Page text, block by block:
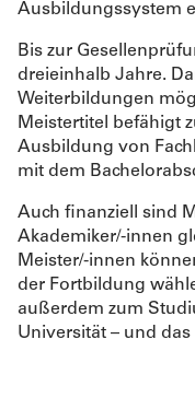
Ausbildungssystem
Bis zur
dreieinhalb Jahre.
Weiterbildungen
Meistertitel befähigt
Ausbildung von
mit dem
Auch ﬁnanziell sind
Akademiker/-innen
Meister/-innen
der Fortbildung
außerdem zum
Universität – und